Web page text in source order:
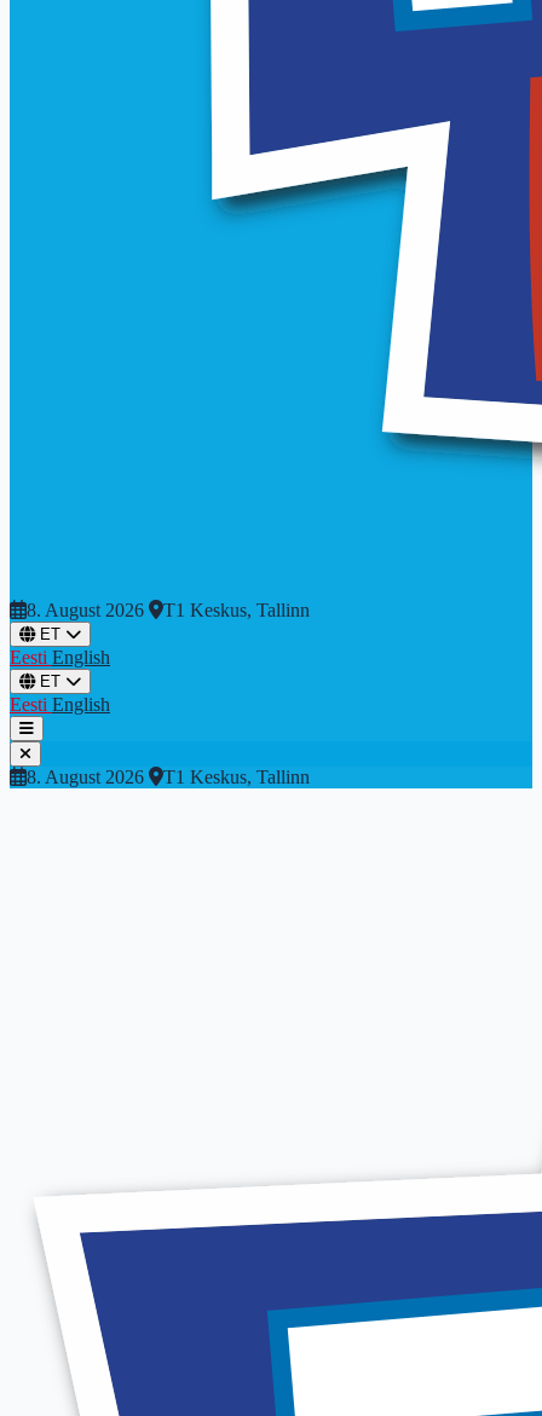
8. August 2026 T1 Keskus, Tallinn
ET
Eesti English
ET
Eesti English
Tour de Tallinn
8. August 2026 T1 Keskus, Tallinn